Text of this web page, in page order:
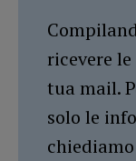
ricevere
tua mail.
solo le